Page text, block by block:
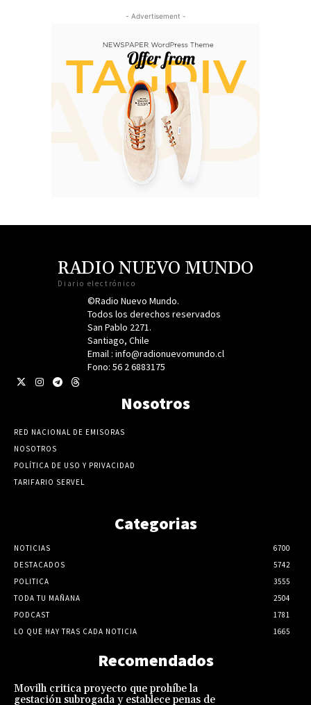
- Advertisement -
RADIO NUEVO MUNDO
Diario electrónico
©Radio Nuevo Mundo.
Todos los derechos reservados
San Pablo 2271.
Santiago, Chile
Email : info@radionuevomundo.cl
Fono: 56 2 6883175
Nosotros
RED NACIONAL DE EMISORAS
NOSOTROS
POLÍTICA DE USO Y PRIVACIDAD
TARIFARIO SERVEL
Categorias
NOTICIAS
6700
DESTACADOS
5742
POLITICA
3555
TODA TU MAÑANA
2504
PODCAST
1781
LO QUE HAY TRAS CADA NOTICIA
1665
Recomendados
Movilh critica proyecto que prohíbe la
gestación subrogada y establece penas de